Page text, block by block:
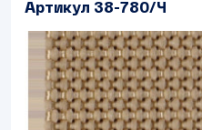
Артикул 38-780/Ч